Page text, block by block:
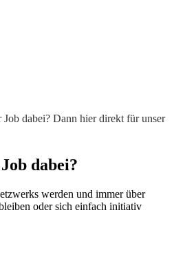
dabei? Dann hier direkt für unser
dabei?
werden und immer über
oder sich einfach initiativ